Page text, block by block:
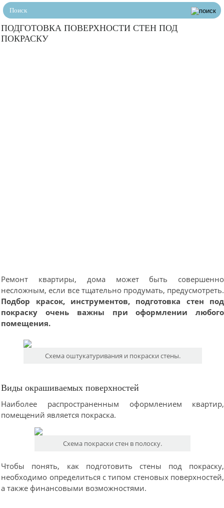
ПОДГОТОВКА ПОВЕРХНОСТИ СТЕН ПОД
ПОКРАСКУ
Ремонт квартиры, дома может быть совершенно
несложным, если все тщательно продумать, предусмотреть.
Подбор красок, инструментов, подготовка стен под
покраску очень важны при оформлении любого
помещения.
Схема оштукатуривания и покраски стены.
Виды окрашиваемых поверхностей
Наиболее распространенным оформлением квартир,
помещений является покраска.
Схема покраски стен в полоску.
Чтобы понять, как подготовить стены под покраску,
необходимо определиться с типом стеновых поверхностей,
а также финансовыми возможностями.